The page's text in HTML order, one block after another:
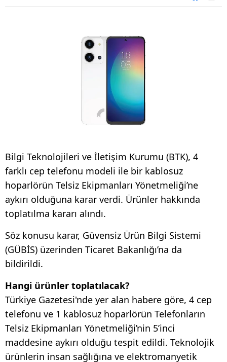
Bilgi Teknolojileri ve İletişim Kurumu (BTK), 4
farklı cep telefonu modeli ile bir kablosuz
hoparlörün Telsiz Ekipmanları Yönetmeliği’ne
aykırı olduğuna karar verdi. Ürünler hakkında
toplatılma kararı alındı.
Söz konusu karar, Güvensiz Ürün Bilgi Sistemi
(GÜBİS) üzerinden Ticaret Bakanlığı’na da
bildirildi.
Hangi ürünler toplatılacak?
Türkiye Gazetesi'nde yer alan habere göre, 4 cep
telefonu ve 1 kablosuz hoparlörün Telefonların
Telsiz Ekipmanları Yönetmeliği’nin 5’inci
maddesine aykırı olduğu tespit edildi. Teknolojik
ürünlerin insan sağlığına ve elektromanyetik